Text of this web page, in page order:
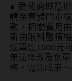
清潔專用
隱眼濕潤液
硬式專用藥水
泡沫洗鏡液
● 愛戴商城隱
請至實體門市
款，相關費用
新由眼科醫療
送單達1000元
無法修改及棄
務，需完成第